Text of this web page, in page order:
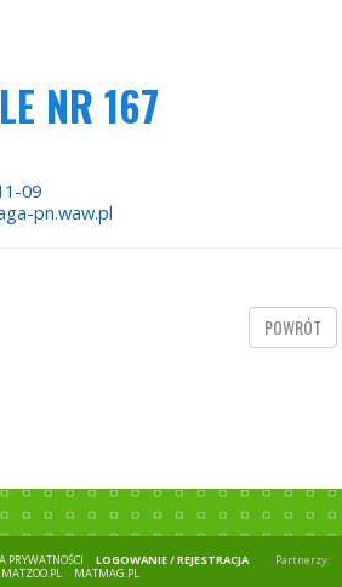
NR 167
09
pn.waw.pl
POWRÓT
PRYWATNOŚCI LOGOWANIE / REJESTRACJA
Partnerzy:
MATZOO.PL
MATMAG.PL